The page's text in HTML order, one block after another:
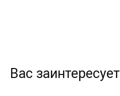
Вас заинтересует